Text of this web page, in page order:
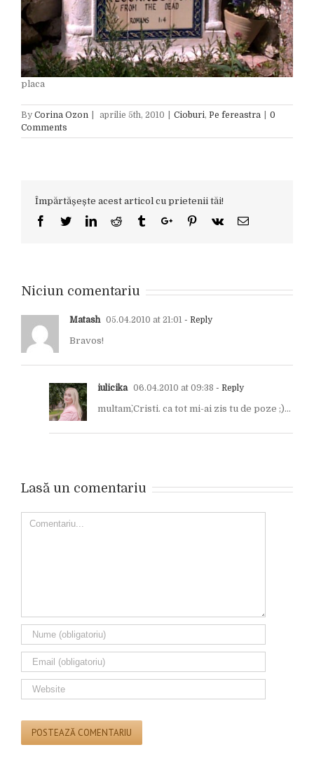
placa
By Corina Ozon aprilie 5th, 2010 Cioburi, Pe fereastra
0
Comments
Împărtășește acest articol cu prietenii tăi!
Facebook
TwitterLinkedinReddit TumblrGoogle+Pinterest
Vk Email
Niciun comentariu
Matash 05.04.2010 at 21:01 - Reply
Bravos!
iulicika 06.04.2010 at 09:38 - Reply
multam`,Cristi. ca tot mi-ai zis tu de poze ;)…
Lasă un comentariu
Comment